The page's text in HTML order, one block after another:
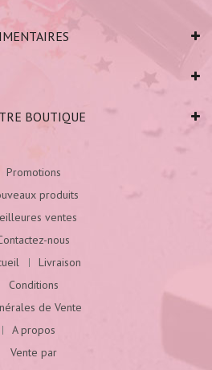
BOUTIQUE
Promotions
produits
ventes
nous
Livraison
Conditions
de Vente
A propos
Vente par